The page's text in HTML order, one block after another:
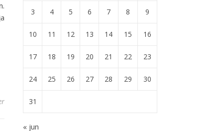
3 4 5 6 7 8 9
10 11 12 13 14 15 16
17 18 19 20 21 22 23
24 25 26 27 28 29 30
31
« jun